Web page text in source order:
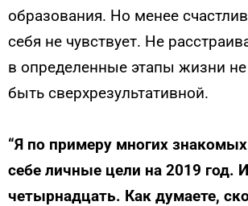
образования. Но менее
себя не чувствует. Не
в определенные этапы жизни не
быть сверхрезультативной.
“Я по примеру многих
себе личные цели на 2019 год.
четырнадцать. Как думаете,